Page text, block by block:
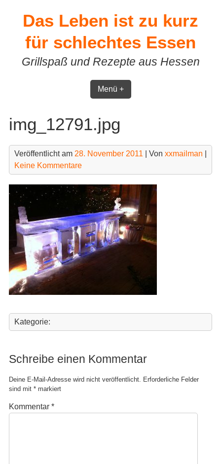
contentDas Leben ist zu kurz
für schlechtes Essen
Grillspaß und Rezepte aus Hessen
Menü +
img_12791.jpg
Veröffentlicht am 28. November 2011 | Von xxmailman
Keine Kommentare
Kategorie:
Schreibe einen Kommentar
Deine E-Mail-Adresse wird nicht veröffentlicht. Erforderliche Felder
sind mit *markiert
Kommentar *